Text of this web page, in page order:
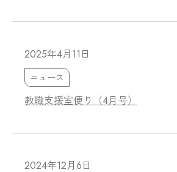
2025年4月11日
ニュース
教職支援室便り（4月号）
2024年12月6日